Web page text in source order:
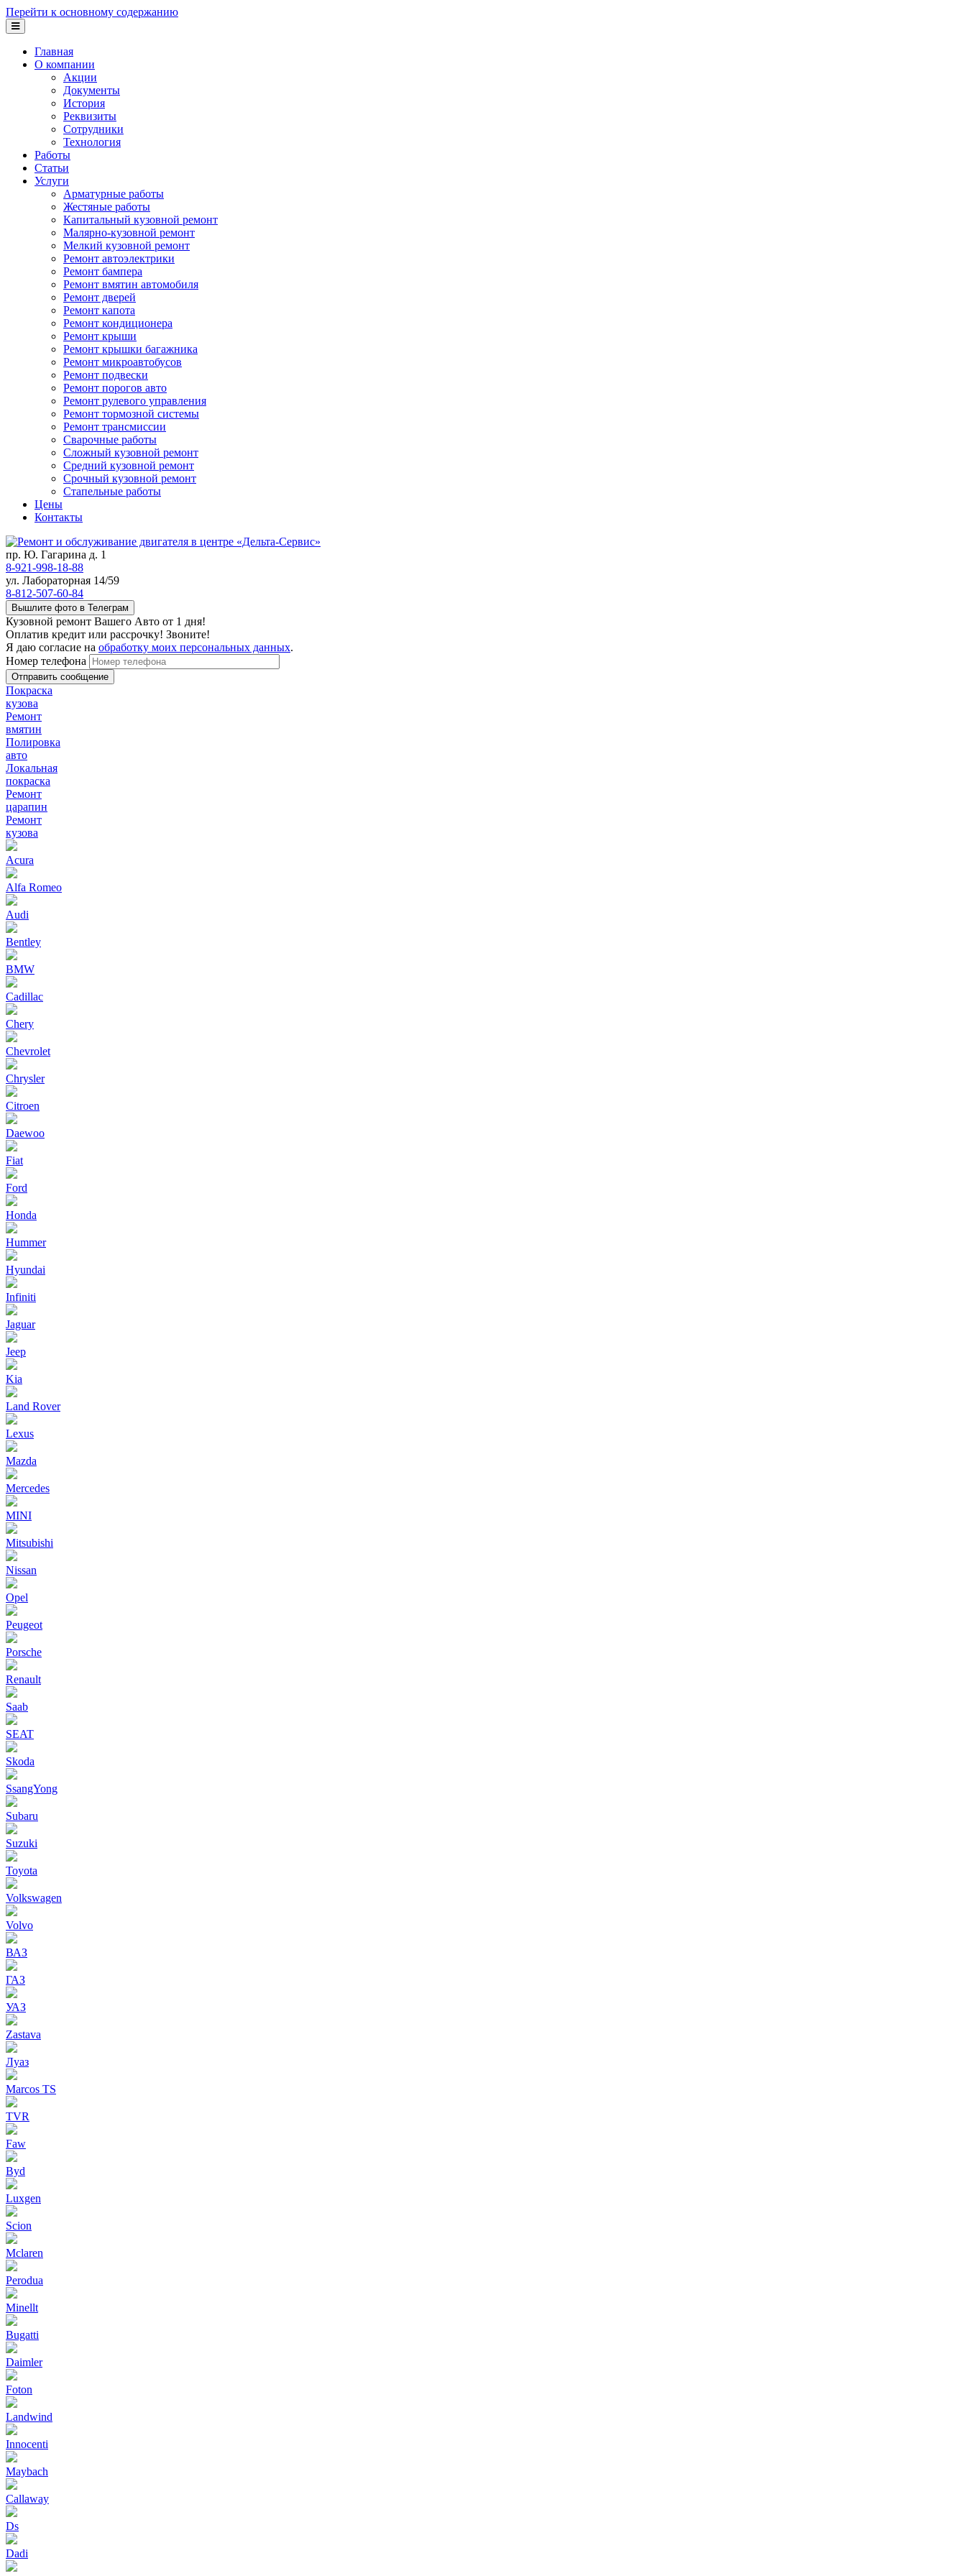
Перейти к основному содержанию
Главная
О компании
Акции
Документы
История
Реквизиты
Сотрудники
Технология
Работы
Статьи
Услуги
Арматурные работы
Жестяные работы
Капитальный кузовной ремонт
Малярно-кузовной ремонт
Мелкий кузовной ремонт
Ремонт автоэлектрики
Ремонт бампера
Ремонт вмятин автомобиля
Ремонт дверей
Ремонт капота
Ремонт кондиционера
Ремонт крыши
Ремонт крышки багажника
Ремонт микроавтобусов
Ремонт подвески
Ремонт порогов авто
Ремонт рулевого управления
Ремонт тормозной системы
Ремонт трансмиссии
Сварочные работы
Сложный кузовной ремонт
Средний кузовной ремонт
Срочный кузовной ремонт
Стапельные работы
Цены
Контакты
пр. Ю. Гагарина д. 1
8-921-998-18-88
ул. Лабораторная 14/59
8-812-507-60-84
Вышлите фото в Телеграм
Кузовной ремонт Вашего Авто от 1 дня!
Оплатив кредит или рассрочку! Звоните!
Я даю согласие на обработку моих персональных данных.
Номер телефона
Покраска
кузова
Ремонт
вмятин
Полировка
авто
Локальная
покраска
Ремонт
царапин
Ремонт
кузова
Acura
Alfa Romeo
Audi
Bentley
BMW
Cadillac
Chery
Chevrolet
Chrysler
Citroen
Daewoo
Fiat
Ford
Honda
Hummer
Hyundai
Infiniti
Jaguar
Jeep
Kia
Land Rover
Lexus
Mazda
Mercedes
MINI
Mitsubishi
Nissan
Opel
Peugeot
Porsche
Renault
Saab
SEAT
Skoda
SsangYong
Subaru
Suzuki
Toyota
Volkswagen
Volvo
ВАЗ
ГАЗ
УАЗ
Zastava
Луаз
Marcos TS
TVR
Faw
Byd
Luxgen
Scion
Mclaren
Perodua
Minellt
Bugatti
Daimler
Foton
Landwind
Innocenti
Maybach
Callaway
Ds
Dadi